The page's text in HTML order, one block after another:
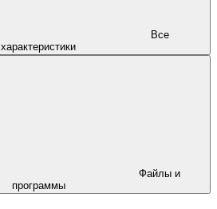
характеристики
программы